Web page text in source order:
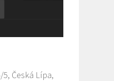
Česká Lípa,